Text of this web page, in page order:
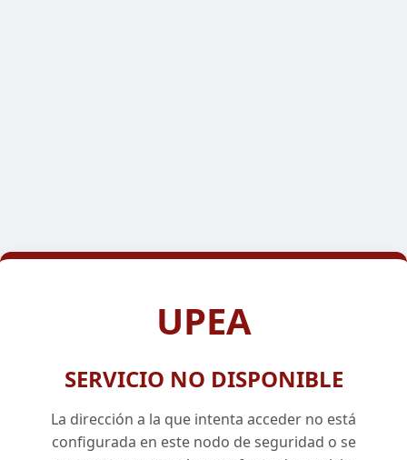
UPEA
SERVICIO NO DISPONIBLE
La dirección a la que intenta acceder no está
configurada en este nodo de seguridad o se